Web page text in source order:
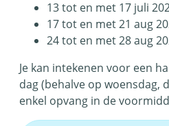
13 tot en met 17 juli
17 tot en met 21 aug
24 tot en met 28 aug
Je kan intekenen voor een
dag (behalve op woensdag,
enkel opvang in de